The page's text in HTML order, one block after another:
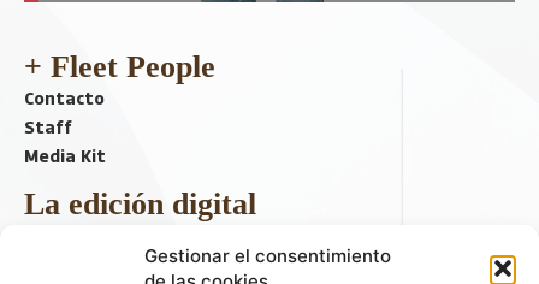
Gestionar el consentimiento
+ Fleet People
Contacto
Staff
Media Kit
La edición digital
Descargar último ejemplar
ir a hemeroteca